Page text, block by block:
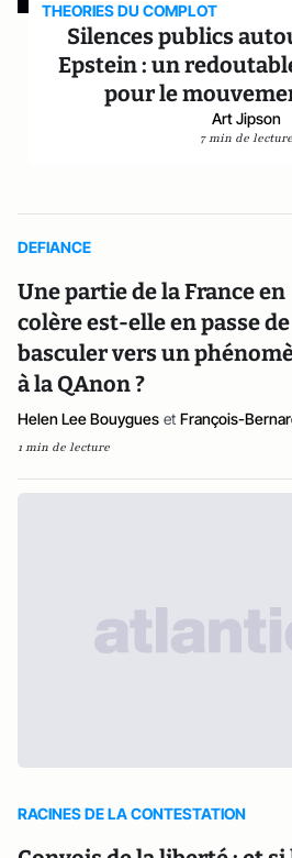
THEORIES DU COMPLOT
Silences publics
Epstein : un
pour le
Art Jipson
7 min de lecture
DEFIANCE
Une partie de la France en
colère est-elle en passe de
basculer vers un
à la QAnon ?
Helen Lee Bouygues et François-
1 min de lecture
RACINES DE LA CONTESTATION